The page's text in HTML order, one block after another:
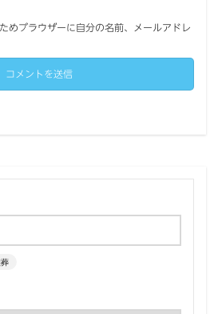
めブラウザーに自分の名前、メールアドレ